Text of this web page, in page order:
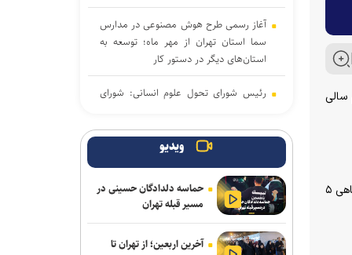
سالی
همچنین برای گروه‌های آموزشی هنر و زبان‌های خارجی نیز در نظام سالی واحدی تاثیر پایه یازدهم ۱۰ درصد، دیپلم ۱۵ درصد و پیش‌دانشگاهی ۵
آغاز رسمی طرح هوش مصنوعی در مدارس
سما استان تهران از مهر ماه؛ توسعه به
استان‌های دیگر در دستور کار
رئیس شورای تحول علوم انسانی: شورای
شتاب‌بخشی به تحول در آموزش عالی
کشورهای نوظهور در کمین صندلی‌های
ایران/ اگر کرسی‌های بین‌المللی را خالی
بگذاریم، جایگزین می‌شویم
اعلام نتایج اولیه آزمون ارشد ۱۴۰۵ تا اواخر
ویدیو
حماسه دلدادگان حسینی در
مسیر قبله تهران
آخرین اربعین؛ از تهران تا